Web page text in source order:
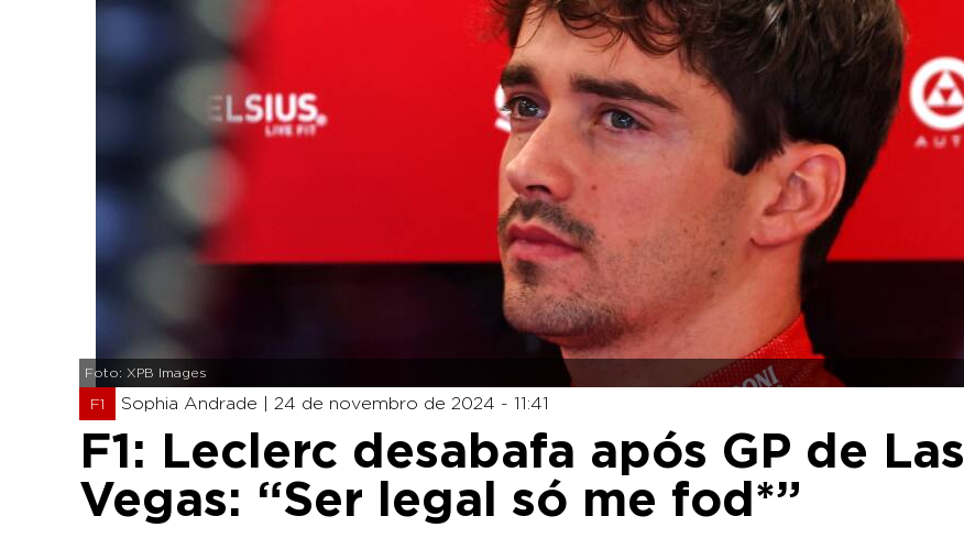
Foto: XPB Images
F1 Sophia Andrade | 24 de novembro de 2024 - 11:41
F1: Leclerc desabafa após GP de Las
Vegas: “Ser legal só me fod*”